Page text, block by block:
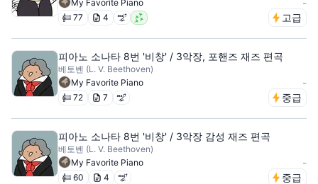
My Favorite Piano
77 4 고급
피아노 소나타 8번 '비창' / 3악장, 포핸즈 재즈 편곡
베토벤 (L. V. Beethoven)
My Favorite Piano
-
72 7 중급
피아노 소나타 8번 '비창' / 3악장 감성 재즈 편곡
베토벤 (L. V. Beethoven)
My Favorite Piano
-
60 4 중급